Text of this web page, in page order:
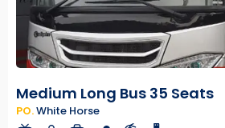
Medium Long Bus 35 Seats
PO.White Horse